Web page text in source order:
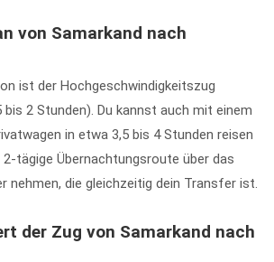
von Samarkand nach
ist der Hochgeschwindigkeitszug
2 Stunden). Du kannst auch mit einem
in etwa 3,5 bis 4 Stunden reisen
tägige Übernachtungsroute über das
nehmen, die gleichzeitig dein Transfer ist.
der Zug von Samarkand nach